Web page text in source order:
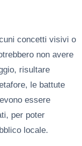
concetti visivi o
non avere
risultare
le battute
essere
per poter
locale.